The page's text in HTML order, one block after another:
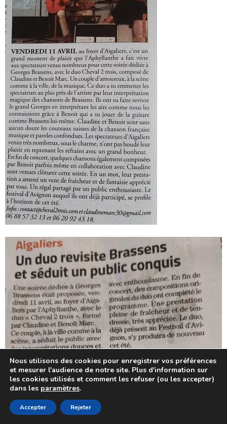
Nous utilisons des cookies pour enregistrer vos préférences
et mesurer l'audience de notre site. Plus d'information sur
les cookies utilisés et comment les refuser (ou les accepter)
dans les paramètres.
Accepter Rejeter